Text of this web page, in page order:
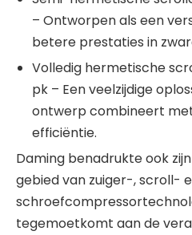
– Ontworpen als een
betere prestaties in
Volledig hermetische
pk – Een veelzijdige
ontwerp combineert
efficiëntie.
Daming benadrukte ook
gebied van zuiger-, scroll-
tegemoetkomt aan de